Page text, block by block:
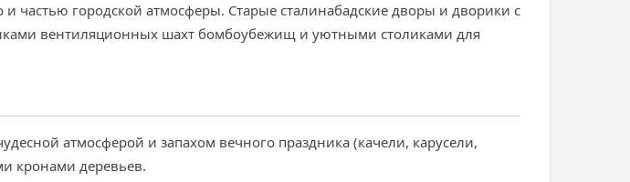
частью городской атмосферы. Старые сталинабадские дворы и дворики с
вентиляционных шахт бомбоубежищ и уютными столиками для
атмосферой и запахом вечного праздника (качели, карусели,
кронами деревьев.